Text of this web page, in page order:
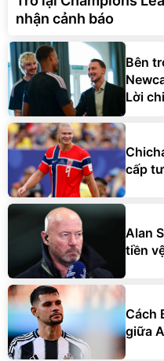
nhận cảnh báo
Bên
Lời
cấp
Alan
tiền
Cách
giữa